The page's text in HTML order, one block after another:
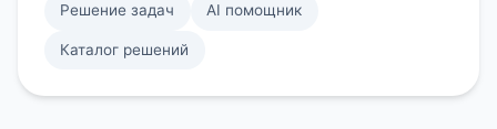
Решение задач AI помощник
Каталог решений